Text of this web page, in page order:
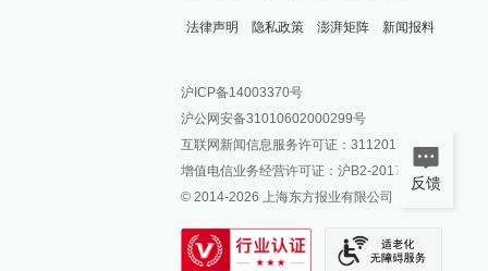
法律声明 隐私政策 澎湃矩阵
澎湃新闻公众号
澎湃新闻抖音号
派生万物开放平台
IP SHANGHAI
SIXTH TONE
新闻报料
报料邮箱: news@thepaper.cn
沪ICP备14003370号
沪公网安备31010602000299号
互联网新闻信息服务许可证：31120170006
增值电信业务经营许可证：沪B2-2017116
© 2014-2026 上海东方报业有限公司
反馈